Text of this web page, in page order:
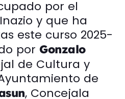
por el
y que ha
este curso 2025-
por Gonzalo
de Cultura y
de
, Concejala